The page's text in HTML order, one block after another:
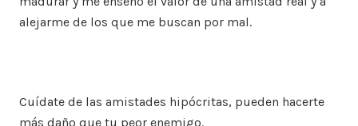
alejarme de los que me buscan por mal.
Cuídate de las amistades hipócritas, pueden hacerte
más daño que tu peor enemigo.